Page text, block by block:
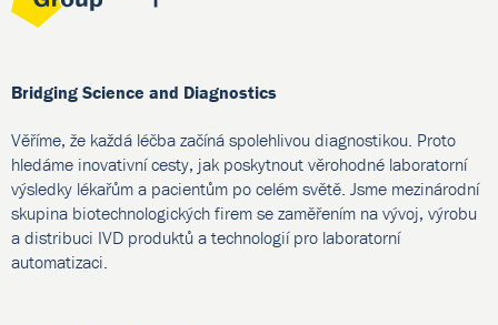
Bridging Science and Diagnostics
Věříme, že každá léčba začíná spolehlivou diagnostikou. Proto
hledáme inovativní cesty, jak poskytnout věrohodné laboratorní
výsledky lékařům a pacientům po celém světě. Jsme mezinárodní
skupina biotechnologických firem se zaměřením na vývoj, výrobu
a distribuci IVD produktů a technologií pro laboratorní
automatizaci.